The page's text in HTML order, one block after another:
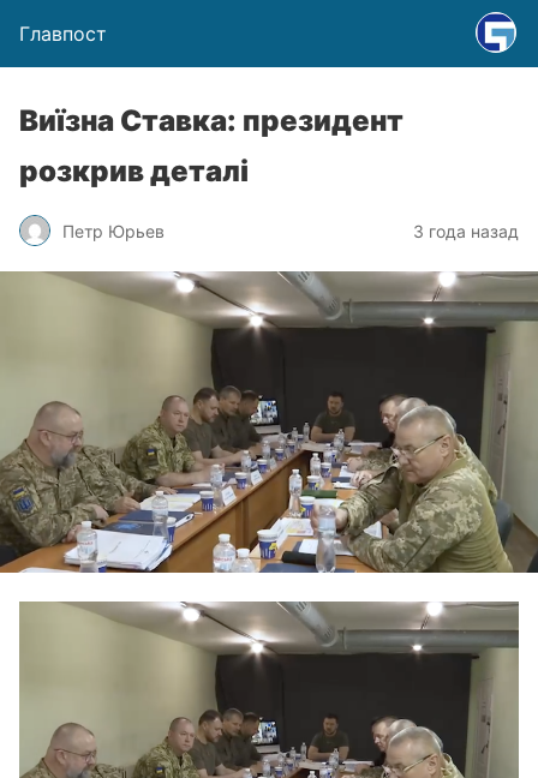
Главпост
Виїзна Ставка: президент
розкрив деталі
Петр Юрьев 3 года назад